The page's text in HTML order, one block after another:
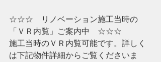
☆☆☆　リノベーション施工当時の
「ＶＲ内覧」ご案内中　☆☆☆
施工当時のＶＲ内覧可能です。詳しく
は下記物件詳細からご覧くださいま